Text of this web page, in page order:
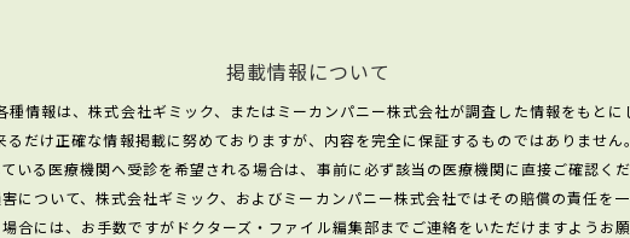
掲載情報について
種情報は、株式会社ギミック、またはミーカンパニー株式会社が調査した情報をもとに
るだけ正確な情報掲載に努めておりますが、内容を完全に保証するものではありません。
いる医療機関へ受診を希望される場合は、事前に必ず該当の医療機関に直接ご確認くだ
について、株式会社ギミック、およびミーカンパニー株式会社ではその賠償の責任を一
合には、お手数ですがドクターズ・ファイル編集部までご連絡をいただけますようお願